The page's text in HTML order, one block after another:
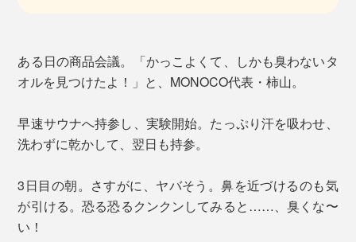
ある日の商品会議。「かっこよくて、しかも臭わないタ
オルを見つけたよ！」と、MONOCO代表・柿山。
早速サウナへ持参し、実験開始。たっぷり汗を吸わせ、
洗わずに乾かして、翌日も持参。
3日目の朝。さすがに、ヤバそう。鼻を近づけるのも気
が引ける。恐る恐るクンクンしてみると……、臭くな〜
い！